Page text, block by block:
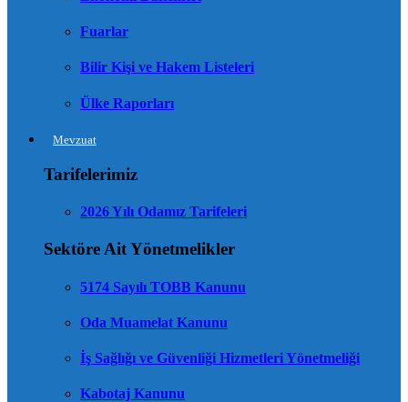
Fuarlar
Bilir Kişi ve Hakem Listeleri
Ülke Raporları
Mevzuat
Tarifelerimiz
2026 Yılı Odamız Tarifeleri
Sektöre Ait Yönetmelikler
5174 Sayılı TOBB Kanunu
Oda Muamelat Kanunu
İş Sağlığı ve Güvenliği Hizmetleri Yönetmeliği
Kabotaj Kanunu